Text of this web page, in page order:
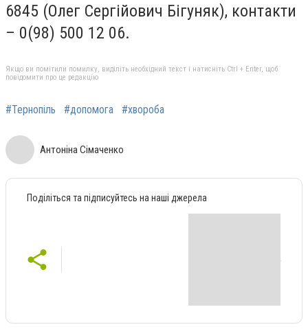
6845 (Олег Сергійович Бігуняк), контакти
– 0(98) 500 12 06.
Якщо ви помітили помилку, виділіть необхідний текст і натисніть Ctrl + Enter, щоб
повідомити про це редакцію
#Тернопіль #допомога #хвороба
Антоніна Сімаченко
Поділіться та підписуйтесь на наші джерела